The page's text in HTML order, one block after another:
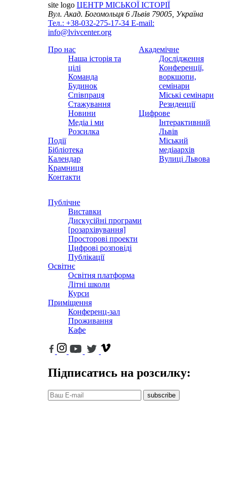
site logo ЦЕНТР МІСЬКОЇ ІСТОРІЇ
Вул. Акад. Богомольця 6Львів 79005, Україна
Тел.: +38-032-275-17-34 E-mail:
info@lvivcenter.org
Про нас
Наша історія та
цілі
Команда
Будинок
Співпраця
Стажування
Новини
Медіа і ми
Розсилка
Події
Бібліотека
Календар
Крамниця
Контакти
Академічне
Дослідження
Конференції,
воркшопи,
семінари
Міські семінари
Резиденції
Цифрове
Інтерактивний
Львів
Міський
медіаархів
Вулиці Львова
Публічне
Виставки
Дискусійні програми
[розархівування]
Просторові проекти
Цифрові розповіді
Публікації
Освітнє
Освітня платформа
Літні школи
Курси
Приміщення
Конференц-зал
Проживання
Кафе
Підписатись на розсилку:
subscribe